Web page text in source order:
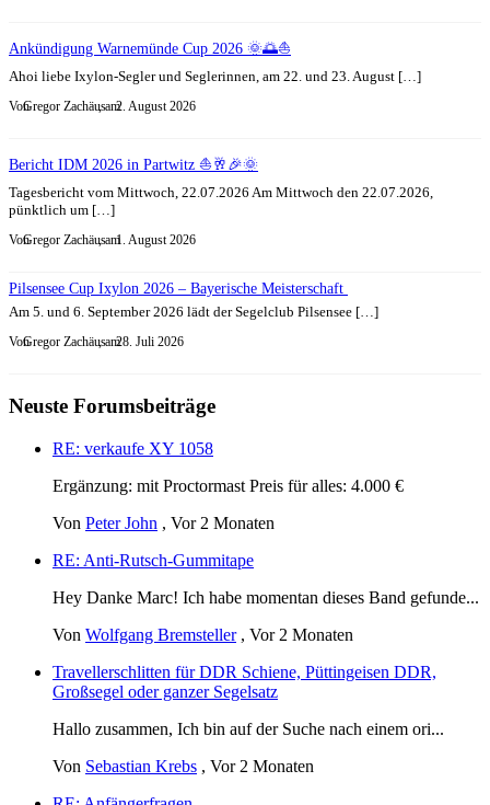
Ankündigung Warnemünde Cup 2026 🌞🌅⛵
Ahoi liebe Ixylon-Segler und Seglerinnen, am 22. und 23. August […]
VonGregor Zachäus, am2. August 2026
Bericht IDM 2026 in Partwitz ⛵🥂🎉🌞
Tagesbericht vom Mittwoch, 22.07.2026 Am Mittwoch den 22.07.2026,
pünktlich um […]
VonGregor Zachäus, am1. August 2026
Pilsensee Cup Ixylon 2026 – Bayerische Meisterschaft
Am 5. und 6. September 2026 lädt der Segelclub Pilsensee […]
VonGregor Zachäus, am28. Juli 2026
Neuste Forumsbeiträge
RE: verkaufe XY 1058
Ergänzung: mit Proctormast Preis für alles: 4.000 €
Von Peter John , Vor 2 Monaten
RE: Anti-Rutsch-Gummitape
Hey Danke Marc! Ich habe momentan dieses Band gefunde...
Von Wolfgang Bremsteller, Vor 2 Monaten
Travellerschlitten für DDR Schiene, Püttingeisen DDR,
Großsegel oder ganzer Segelsatz
Hallo zusammen, Ich bin auf der Suche nach einem ori...
Von Sebastian Krebs , Vor 2 Monaten